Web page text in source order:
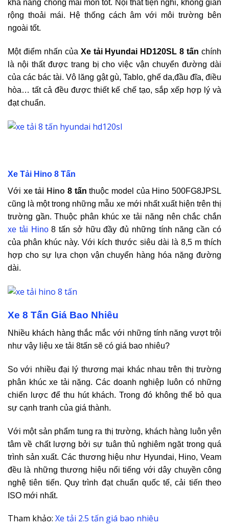
khả năng chống mài mòn tốt. Nội thất tiện nghi, không gian
rộng thoải mái. Hệ thống cách âm với môi trường bên
ngoài tốt.
Một điểm nhấn của Xe tải Hyundai HD120SL 8 tấn chính
là nội thất được trang bị cho việc vận chuyển đường dài
của các bác tài. Vô lăng gật gù, Tablo, ghế da,đầu đĩa, điều
hòa… tất cả đều được thiết kế chế tạo, sắp xếp hợp lý và
đạt chuẩn.
Xe Tải Hino 8 Tấn
Với xe tải Hino 8 tấn thuộc model của Hino 500FG8JPSL
cũng là một trong những mẫu xe mới nhất xuất hiện trên thị
trường gần. Thuộc phân khúc xe tải năng nên chắc chắn
xe tải Hino8 tấn sở hữu đầy đủ những tính năng cần có
của phân khúc này. Với kích thước siêu dài là 8,5 m thích
hợp cho sự lựa chọn vận chuyển hàng hóa nặng đường
dài.
Xe 8 Tấn Giá Bao Nhiêu
Nhiều khách hàng thắc mắc với những tính năng vượt trội
như vậy liệu xe tải 8tấn sẽ có giá bao nhiêu?
So với nhiều đại lý thương mại khác nhau trên thị trường
phân khúc xe tải nặng. Các doanh nghiệp luôn có những
chiến lược để thu hút khách. Trong đó không thể bỏ qua
sự cạnh tranh của giá thành.
Với một sản phẩm tung ra thị trường, khách hàng luôn yên
tâm về chất lượng bởi sự tuân thủ nghiêm ngặt trong quá
trình sản xuất. Các thương hiệu như Hyundai, Hino, Veam
đều là những thương hiệu nổi tiếng với dây chuyền công
nghệ tiên tiến. Quy trình đạt chuẩn quốc tế, cải tiến theo
ISO mới nhất.
Tham khảo: Xe tải 2.5 tấn giá bao nhiêu